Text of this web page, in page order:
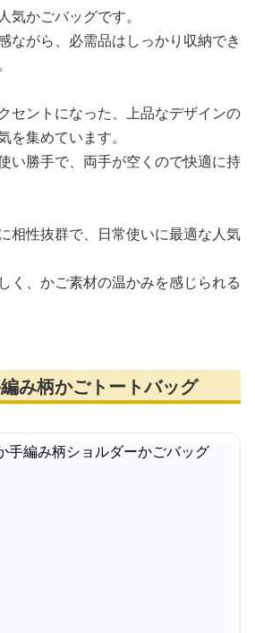
気かごバッグです。
ながら、必需品はしっかり収納でき
セントになった、上品なデザインの
を集めています。
い勝手で、両手が空くので快適に持
相性抜群で、日常使いに最適な人気
く、かご素材の温かみを感じられる
み柄かごトートバッグ